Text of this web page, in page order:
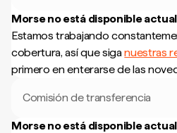
Morse no está disponible
Estamos trabajando
cobertura, así que siganuestras
primero en enterarse de las
Comisión de transferencia
Morse no está disponible